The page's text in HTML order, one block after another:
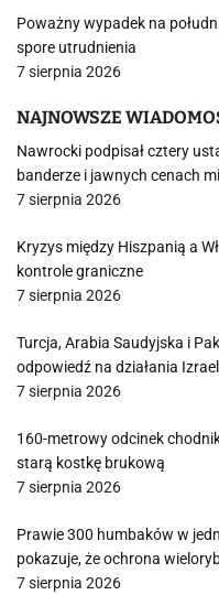
Poważny wypadek na
spore utrudnienia
7 sierpnia 2026
NAJNOWSZE
Nawrocki podpisał cztery
banderze i jawnych cenach
7 sierpnia 2026
Kryzys między Hiszpanią a
kontrole graniczne
7 sierpnia 2026
Turcja, Arabia Saudyjska i
odpowiedź na działania
7 sierpnia 2026
160-metrowy odcinek
starą kostkę brukową
7 sierpnia 2026
Prawie 300 humbaków w
pokazuje, że ochrona
7 sierpnia 2026